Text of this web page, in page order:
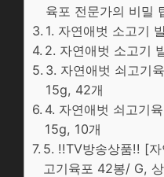
육포 전문가의 비밀
1. 자연애벗 소고기
2. 자연애벗 소고기
3. 자연애벗 쇠고기
15g, 42개
4. 자연애벗 쇠고기
15g, 10개
5. !!TV방송상품!! [
고기육포 42봉/ G,